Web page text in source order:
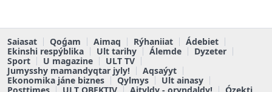
Saiasat Qoǵam Aimaq Rýhaniiat
Ádebiet
Ekinshi respýblika
Ult tarihy Álemde
Dyzeter
Sport
U magazine
ULT TV
Jumysshy mamandyqtar jyly!
Aqsaýyt
Ekonomika jáne biznes
Qylmys
Ult ainasy
Posttimes
ULT OBEKTIV Aityldy - oryndaldy! Ózekti